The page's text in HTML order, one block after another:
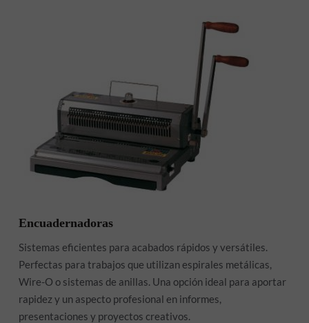
Encuadernadoras
Sistemas eficientes para acabados rápidos y versátiles.
Perfectas para trabajos que utilizan espirales metálicas,
Wire-O o sistemas de anillas. Una opción ideal para aportar
rapidez y un aspecto profesional en informes,
presentaciones y proyectos creativos.